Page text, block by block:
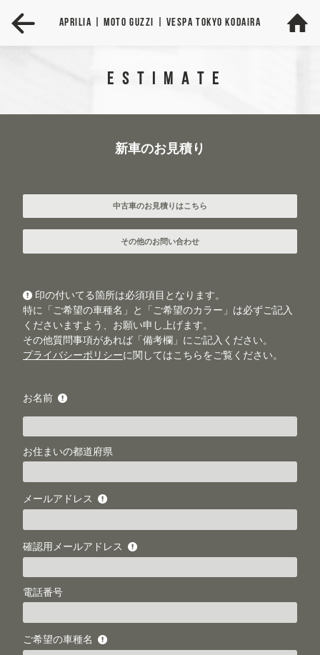
Aprilia | MOTO GUZZI | VESPATOKYO KODAIRA
ESTIMATE
新車のお見積り
中古車のお見積りはこちら
その他のお問い合わせ
印の付いてる箇所は必須項目となります。
特に「ご希望の車種名」と「ご希望のカラー」は必ずご記入
くださいますよう、お願い申し上げます。
その他質問事項があれば「備考欄」にご記入ください。
プライバシーポリシーに関してはこちらをご覧ください。
お名前
お住まいの都道府県
メールアドレス
確認用メールアドレス
電話番号
ご希望の車種名